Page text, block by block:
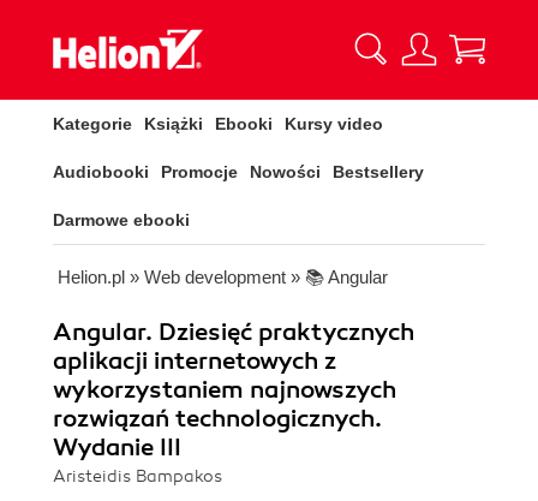
Kategorie Książki Ebooki Kursy video
Audiobooki Promocje Nowości Bestsellery
Darmowe ebooki
Helion.pl » Web development » 📚 Angular
Angular. Dziesięć praktycznych
aplikacji internetowych z
wykorzystaniem najnowszych
rozwiązań technologicznych.
Wydanie III
Aristeidis Bampakos